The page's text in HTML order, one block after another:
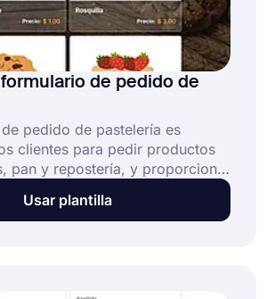
de pedido de
pedido de pastelería es
clientes para pedir productos
pan y repostería, y proporcionar
de contacto e
Esta plantilla de
Usar plantilla